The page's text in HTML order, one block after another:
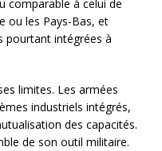
comparable à celui de
ou les Pays-Bas, et
pourtant intégrées à
limites. Les armées
industriels intégrés,
des capacités.
de son outil militaire.